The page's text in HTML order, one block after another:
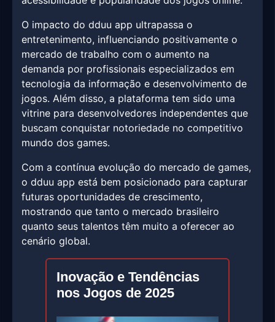
O impacto do dduu app ultrapassa o
entretenimento, influenciando positivamente o
mercado de trabalho com o aumento na
demanda por profissionais especializados em
tecnologia da informação e desenvolvimento de
jogos. Além disso, a plataforma tem sido uma
vitrine para desenvolvedores independentes que
buscam conquistar notoriedade no competitivo
mundo dos games.
Com a contínua evolução do mercado de games,
o dduu app está bem posicionado para capturar
futuras oportunidades de crescimento,
mostrando que tanto o mercado brasileiro
quanto seus talentos têm muito a oferecer ao
cenário global.
Inovação e Tendências
nos Jogos de 2025